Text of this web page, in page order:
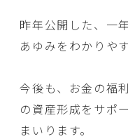
昨年公開した、一
あゆみをわかりや
今後も、お金の福
の資産形成をサポ
まいります。